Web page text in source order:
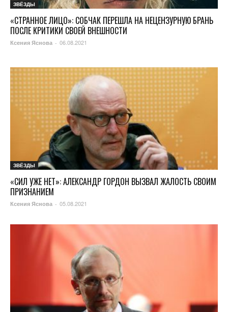
ЗВЁЗДЫ
«СТРАННОЕ ЛИЦО»: СОБЧАК ПЕРЕШЛА НА НЕЦЕНЗУРНУЮ БРАНЬ
ПОСЛЕ КРИТИКИ СВОЕЙ ВНЕШНОСТИ
Ксения Яснова - 06.08.2021
ЗВЁЗДЫ
«СИЛ УЖЕ НЕТ»: АЛЕКСАНДР ГОРДОН ВЫЗВАЛ ЖАЛОСТЬ СВОИМ
ПРИЗНАНИЕМ
Ксения Яснова - 05.08.2021